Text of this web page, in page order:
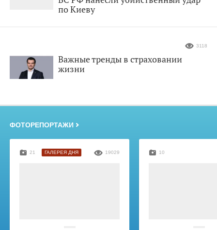
по Киеву
Важные тренды в страховании
жизни
3118
ФОТОРЕПОРТАЖИ
21 ГАЛЕРЕЯ ДНЯ 19029 10